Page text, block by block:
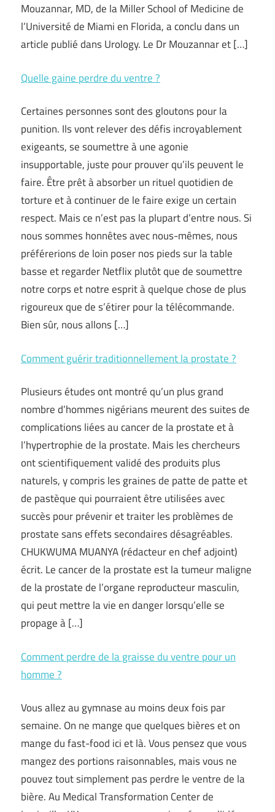
Mouzannar, MD, de la Miller School of Medicine de
l’Université de Miami en Florida, a conclu dans un
article publié dans Urology. Le Dr Mouzannar et […]
Quelle gaine perdre du ventre ?
Certaines personnes sont des gloutons pour la
punition. Ils vont relever des défis incroyablement
exigeants, se soumettre à une agonie
insupportable, juste pour prouver qu’ils peuvent le
faire. Être prêt à absorber un rituel quotidien de
torture et à continuer de le faire exige un certain
respect. Mais ce n’est pas la plupart d’entre nous. Si
nous sommes honnêtes avec nous-mêmes, nous
préférerions de loin poser nos pieds sur la table
basse et regarder Netflix plutôt que de soumettre
notre corps et notre esprit à quelque chose de plus
rigoureux que de s’étirer pour la télécommande.
Bien sûr, nous allons […]
Comment guérir traditionnellement la prostate ?
Plusieurs études ont montré qu’un plus grand
nombre d’hommes nigérians meurent des suites de
complications liées au cancer de la prostate et à
l’hypertrophie de la prostate. Mais les chercheurs
ont scientifiquement validé des produits plus
naturels, y compris les graines de patte de patte et
de pastèque qui pourraient être utilisées avec
succès pour prévenir et traiter les problèmes de
prostate sans effets secondaires désagréables.
CHUKWUMA MUANYA (rédacteur en chef adjoint)
écrit. Le cancer de la prostate est la tumeur maligne
de la prostate de l’organe reproducteur masculin,
qui peut mettre la vie en danger lorsqu’elle se
propage à […]
Comment perdre de la graisse du ventre pour un
homme ?
Vous allez au gymnase au moins deux fois par
semaine. On ne mange que quelques bières et on
mange du fast-food ici et là. Vous pensez que vous
mangez des portions raisonnables, mais vous ne
pouvez tout simplement pas perdre le ventre de la
bière. Au Medical Transformation Center de